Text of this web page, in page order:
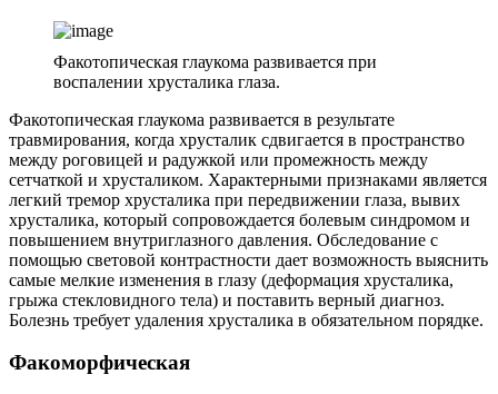
Факотопическая глаукома развивается при
воспалении хрусталика глаза.
Факотопическая глаукома развивается в результате
травмирования, когда хрусталик сдвигается в пространство
между роговицей и радужкой или промежность между
сетчаткой и хрусталиком. Характерными признаками является
легкий тремор хрусталика при передвижении глаза, вывих
хрусталика, который сопровождается болевым синдромом и
повышением внутриглазного давления. Обследование с
помощью световой контрастности дает возможность выяснить
самые мелкие изменения в глазу (деформация хрусталика,
грыжа стекловидного тела) и поставить верный диагноз.
Болезнь требует удаления хрусталика в обязательном порядке.
Факоморфическая